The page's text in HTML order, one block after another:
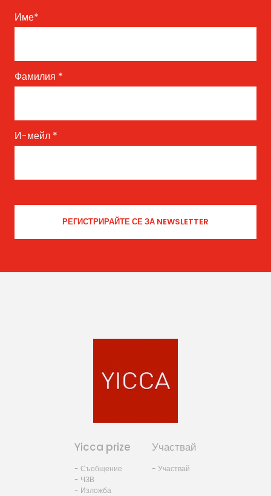
Име*
Фамилия *
И-мейл *
Yicca prize
- Съобщение
- ЧЗВ
- Изложба
Участвай
- Участвай